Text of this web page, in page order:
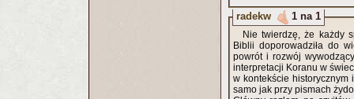
radekw 1 na 1
Nie twierdzę, że każdy
Biblii doporowadziła do
powrót i rozwój
interpretacji Koranu w
w kontekście
samo jak przy pismach